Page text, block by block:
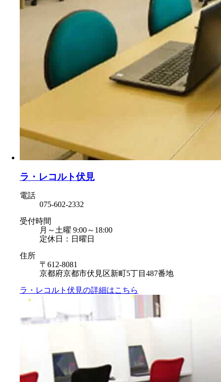
ラ・レコルト伏見
電話
075-602-2332
受付時間
月～土曜 9:00～18:00
定休日：日曜日
住所
〒612-8081
京都府京都市伏見区新町5丁目487番地
ラ・レコルト伏見の詳細はこちら